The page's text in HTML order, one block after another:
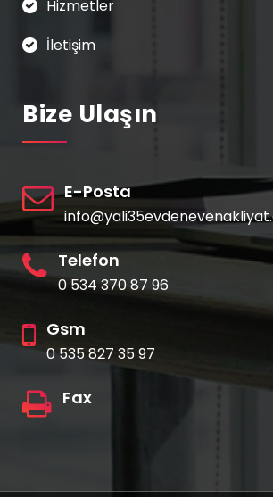
Hizmetler
İletişim
Bize Ulaşın
E-Posta
Telefon
0 534 370 87 96
Gsm
0 535 827 35 97
Fax